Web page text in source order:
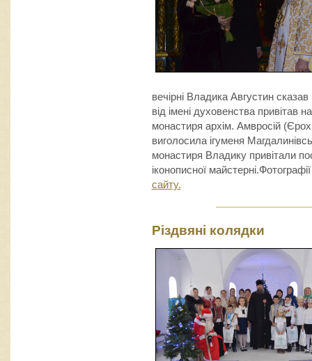
вечірні Владика Августин
від імені духовенства привітав
монастиря архім. Амвросій
виголосила ігуменя
монастиря Владику привітали
іконописної
сайту.
Різдвяні колядки